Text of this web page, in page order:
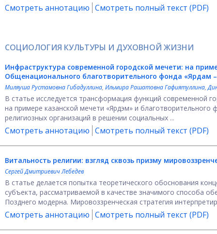
Смотреть аннотацию Смотреть полный текст (PDF)
СОЦИОЛОГИЯ КУЛЬТУРЫ И ДУХОВНОЙ ЖИЗНИ
Инфраструктура современной городской мечети: на
Общенационального благотворительного фонда «Ярдам
Миляуша Рустамовна Гибадуллина, Ильмира Рашатовна Гафиятуллина,
В статье исследуется трансформация функций современной
на примере казанской мечети «Ярдэм» и
религиозных организаций в решении социальных ...
Смотреть аннотацию Смотреть полный текст (PDF)
Витальность религии: взгляд сквозь призму
Сергей Дмитриевич Лебедев
В статье делается попытка теоретического обоснования
субъекта, рассматриваемой в качестве значимого способа
Позднего модерна. Мировоззренческая стратегия
Смотреть аннотацию Смотреть полный текст (PDF)